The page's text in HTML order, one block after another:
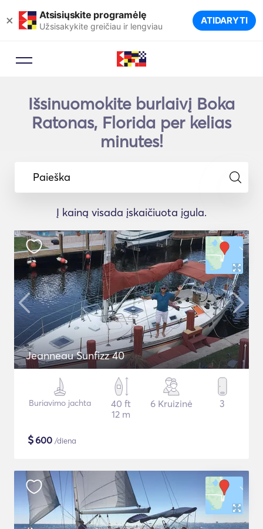
× Atsisiųskite programėlę
Užsisakykite greičiau ir lengviau ATIDARYTI
Išsinuomokite burlaivį Boka
Ratonas, Florida per kelias
minutes!
Paieška
Į kainą visada įskaičiuota įgula.
Jeanneau Sunfizz 40
Buriavimo jachta
40 ft
12 m
6 Kruizinė 3
$600 /diena